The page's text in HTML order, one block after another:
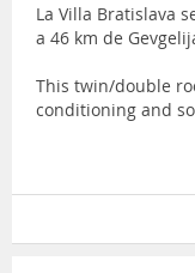
La Villa Bratislava
a 46 km de
This twin/double
conditioning and